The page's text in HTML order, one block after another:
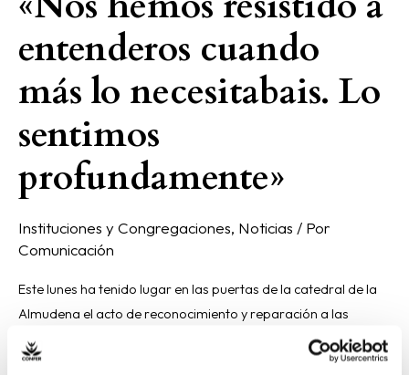
entenderos cuando
más lo necesitabais. Lo
sentimos
profundamente»
Instituciones y Congregaciones, Noticias / Por
Comunicación
Este lunes ha tenido lugar en las puertas de la catedral de la
Almudena el acto de reconocimiento y reparación a las
personas víctimas de abuso en nuestra Iglesia que ha
organizado la Archidiócesis de Madrid. Centenares de